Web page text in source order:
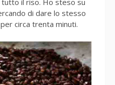
di dare lo stesso
circa trenta minuti.